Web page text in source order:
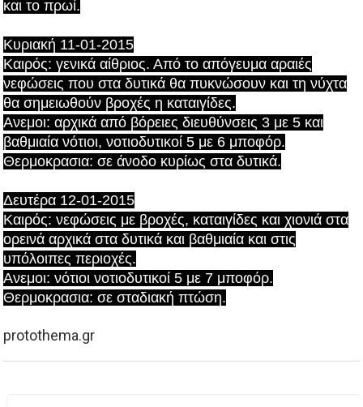
και το πρωί.
Κυριακή 11-01-2015
Καιρός: γενικά αίθριος. Από το απόγευμα αραιές
νεφώσεις που στα δυτικά θα πυκνώσουν και τη νύχτα
θα σημειωθούν βροχές η καταιγίδες.
Ανεμοι: αρχικά από βόρειες διευθύνσεις 3 με 5 και
βαθμιαία νότιοι, νοτιοδυτικοί 5 με 6 μποφόρ.
Θερμοκρασια: σε άνοδο κυρίως στα δυτικά.
Δευτέρα 12-01-2015
Καιρός: νεφώσεις με βροχές, καταιγίδες και χιονιά στα
ορεινά αρχικά στα δυτικά και βαθμιαία και στις
υπόλοιπες περιοχές.
Ανεμοι: νότιοι νοτιοδυτικοί 5 με 7 μποφόρ.
Θερμοκρασια: σε σταδιακή πτώση.
protothema.gr